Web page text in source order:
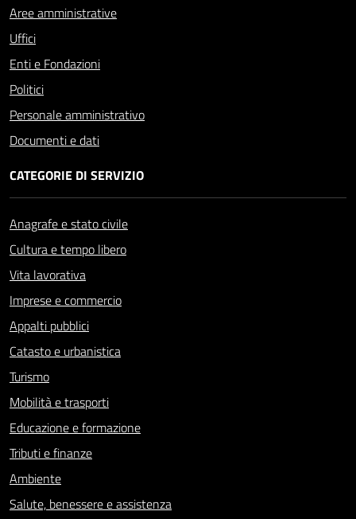
Aree amministrative
Uffici
Enti e Fondazioni
Politici
Personale amministrativo
Documenti e dati
CATEGORIE DI SERVIZIO
Anagrafe e stato civile
Cultura e tempo libero
Vita lavorativa
Imprese e commercio
Appalti pubblici
Catasto e urbanistica
Turismo
Mobilità e trasporti
Educazione e formazione
Tributi e finanze
Ambiente
Salute, benessere e assistenza